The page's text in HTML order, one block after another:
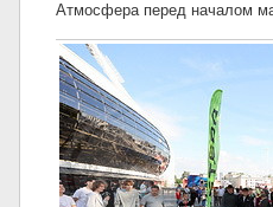
Атмосфера перед началом